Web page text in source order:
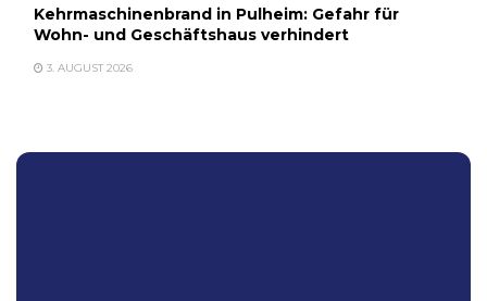
Kehrmaschinenbrand in Pulheim: Gefahr für
Wohn- und Geschäftshaus verhindert
3. AUGUST 2026